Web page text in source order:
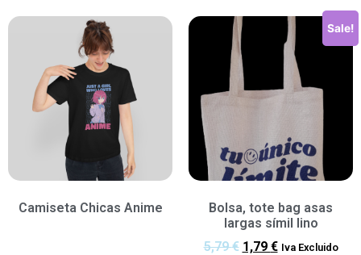
Camiseta Chicas Anime
Sale!
Bolsa, tote bag asas
largas símil lino
5,79€ 1,79 € Iva Excluido